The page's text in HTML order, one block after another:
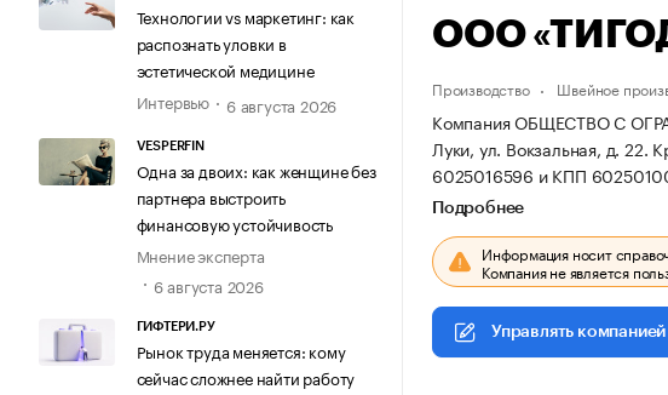
Технологии vs маркетинг: как
распознать уловки в
эстетической медицине
Интервью
6 августа 2026
VESPERFIN
Одна за двоих: как женщине без
партнера выстроить
финансовую устойчивость
Мнение эксперта
6 августа 2026
ГИФТЕРИ.РУ
Рынок труда меняется: кому
сейчас сложнее найти работу
ООО
Производство Швейное
Компания ОБЩЕСТВО С
Луки, ул. Вокзальная, д. 22.
6025016596 и КПП
Подробнее
Информация носит
Компания не является
Управлять компанией